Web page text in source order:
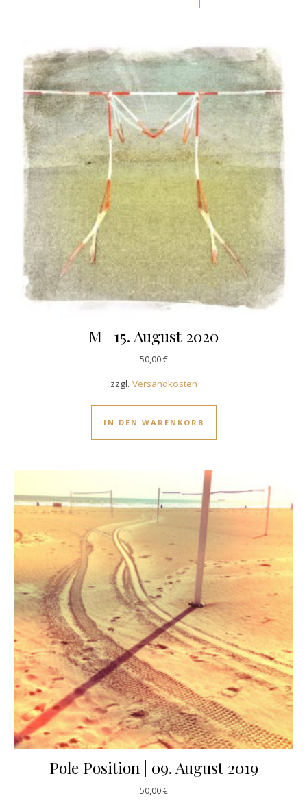
M | 15. August 2020
50,00€
zzgl. Versandkosten
IN DEN WARENKORB
Pole Position | 09. August 2019
50,00€